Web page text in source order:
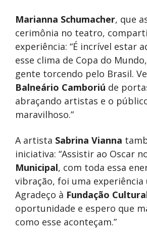
Marianna Schumacher, que
cerimônia no teatro,
experiência: “É incrível estar
esse clima de Copa do
gente torcendo pelo Brasil.
Balneário Camboriú de
abraçando artistas e o
maravilhoso.”
A artista Sabrina Vianna
iniciativa: “Assistir ao Oscar
Municipal, com toda essa
vibração, foi uma experiência
Agradeço à Fundação
oportunidade e espero que
como esse aconteçam.”